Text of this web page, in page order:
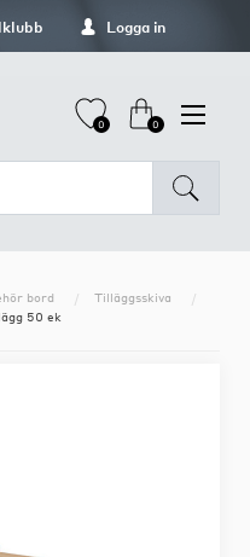
Logga in
0 0
bord
Tilläggsskiva
50 ek